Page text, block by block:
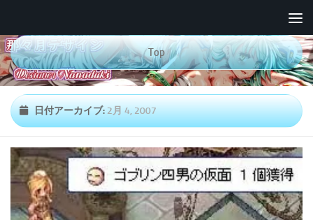
Top
日付アーカイブ:2月 4, 2007